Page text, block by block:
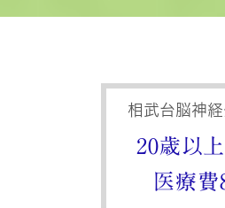
相武台脳神
20歳以
医療費